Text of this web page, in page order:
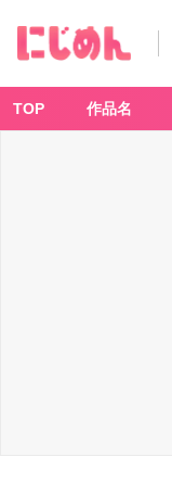
TOP 作品名